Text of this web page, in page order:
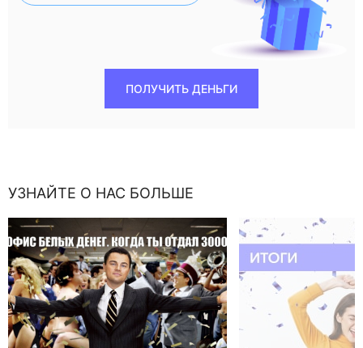
ПОЛУЧИТЬ ДЕНЬГИ
УЗНАЙТЕ О НАС БОЛЬШЕ